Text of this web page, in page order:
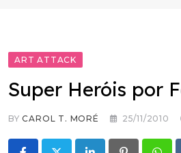
ART ATTACK
Super Heróis por
BYCAROL T. MORÉ 25/11/2010